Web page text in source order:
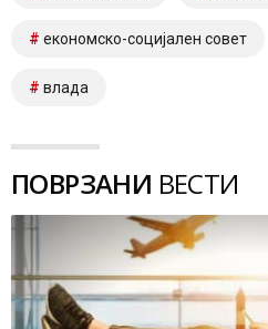
економско-социјален совет
влада
ПОВРЗАНИ ВЕСТИ